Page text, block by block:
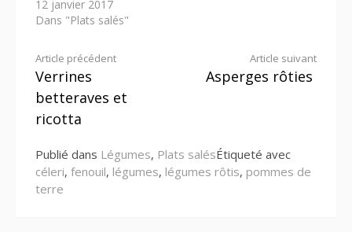
12 janvier 2017
Dans "Plats salés"
Lire
la
suite
Article précédent
Verrines
betteraves et
ricotta
Article suivant
Asperges rôties
Publié dans Légumes, Plats salésÉtiqueté avec
céleri, fenouil, légumes, légumes rôtis, pommes de
terre